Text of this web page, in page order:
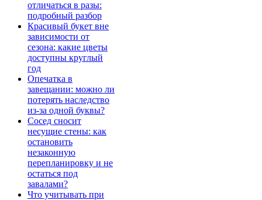
отличаться в разы:
подробный разбор
Красивый букет вне
зависимости от
сезона: какие цветы
доступны круглый
год
Опечатка в
завещании: можно ли
потерять наследство
из-за одной буквы?
Сосед сносит
несущие стены: как
остановить
незаконную
перепланировку и не
остаться под
завалами?
Что учитывать при